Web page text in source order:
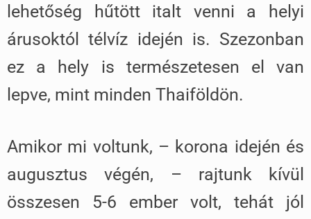
lehetőség hűtött italt venni a helyi
árusoktól télvíz idején is. Szezonban
ez a hely is természetesen el van
lepve, mint minden Thaiföldön.
Amikor mi voltunk, – korona idején és
augusztus végén, – rajtunk kívül
összesen 5-6 ember volt, tehát jól